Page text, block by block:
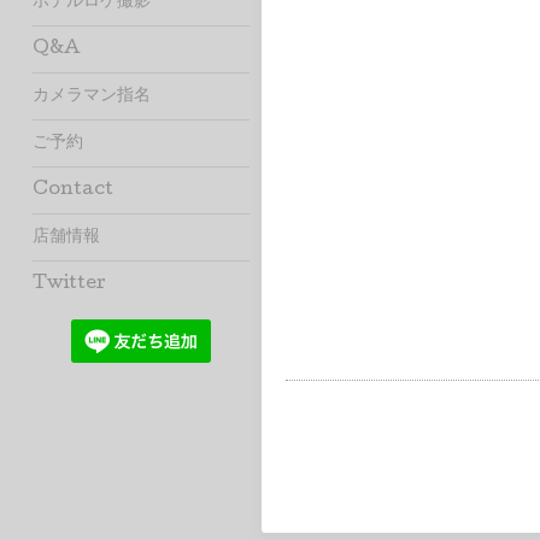
Q&A
カメラマン指名
ご予約
Contact
店舗情報
Twitter